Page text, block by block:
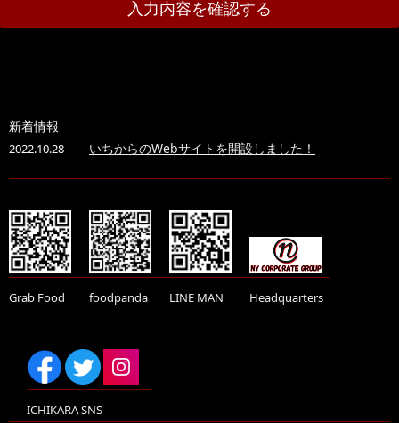
新着情報
2022.10.28 いちからのWebサイトを開設しました！
Grab Food foodpanda LINE MAN Headquarters
ICHIKARA SNS